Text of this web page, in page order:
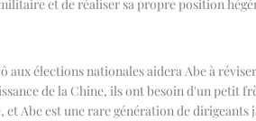
et de réaliser sa propre position
aux élections nationales aidera Abe à
de la Chine, ils ont besoin d'un petit
Abe est une rare génération de